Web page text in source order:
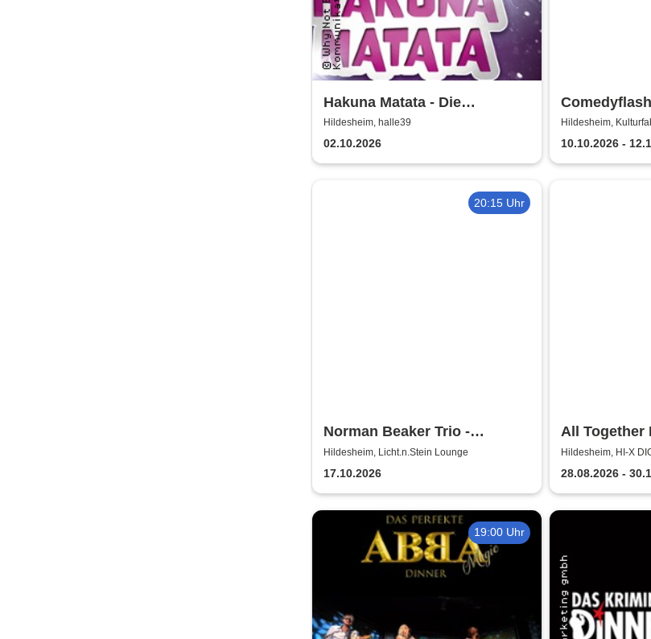
Hakuna Matata - Die
einzigartige große
Kindermusical-Gala
Hildesheim, halle39
02.10.2026
Comedy
Hildesheim,
10.10.2026 -
20:15 Uhr
Norman Beaker Trio -
Licht.n.Stein Lounge
Hildesheim, Licht.n.Stein Lounge
17.10.2026
All Together
MitSingParty
Hildesheim, HI-X
28.08.2026 -
19:00 Uhr